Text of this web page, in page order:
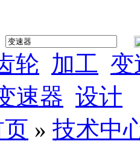
轮 加工 变
速器 设计
» 技术中